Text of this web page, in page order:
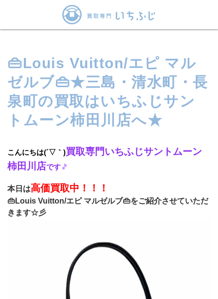
👜Louis Vuitton/エピ マル
ゼルブ👜★三島・清水町・長
泉町の買取はいちふじサン
トムーン柿田川店へ★
こんにちは(´▽｀)買取専門いちふじサントムーン
柿田川店です🎵
本日は高価買取中！！！
👜Louis Vuitton/エピ マルゼルブ👜をご紹介させていただ
きます☆彡